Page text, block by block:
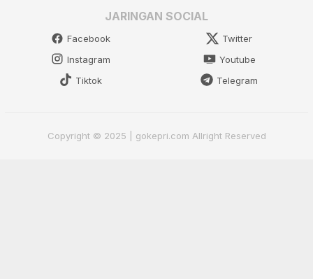
JARINGAN SOCIAL
Facebook
Twitter
Instagram
Youtube
Tiktok
Telegram
Copyright © 2025 | gokepri.com Allright Reserved